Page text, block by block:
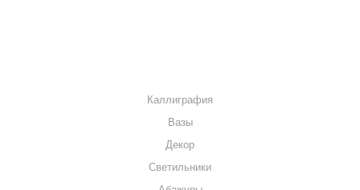
Каллиграфия
Вазы
Декор
Светильники